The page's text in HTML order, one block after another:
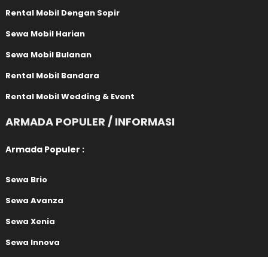
Rental Mobil Dengan Sopir
Sewa Mobil Harian
Sewa Mobil Bulanan
Rental Mobil Bandara
Rental Mobil Wedding & Event
ARMADA POPULER / INFORMASI
Armada Populer :
Sewa Brio
Sewa Avanza
Sewa Xenia
Sewa Innova